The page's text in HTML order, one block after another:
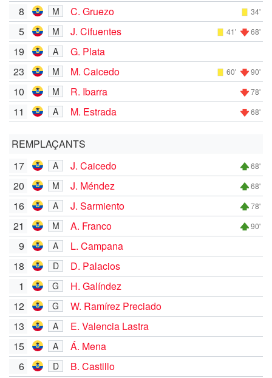
8
M C. Gruezo 34'
5 M J. Cifuentes 41' 68'
19 A
G. Plata
23
M M. Caicedo 60' 90'
10 M R. Ibarra 78'
11 A M. Estrada 68'
REMPLAÇANTS
17
A J. Caicedo 68'
20 M J. Méndez 68'
16 A J. Sarmiento 78'
21 M A. Franco 90'
9 A
L. Campana
18
D
D. Palacios
1
G
H. Galíndez
12
G
W. Ramírez Preciado
13
A
E. Valencia Lastra
15
A
Á. Mena
6
D
B. Castillo